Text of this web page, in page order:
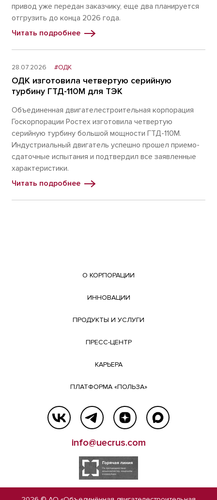
привод уже передан заказчику, еще два планируется
отгрузить до конца 2026 года.
Читать подробнее
28.07.2026 #ОДК
ОДК изготовила четвертую серийную
турбину ГТД-110М для ТЭК
Объединенная двигателестроительная корпорация
Госкорпорации Ростех изготовила четвертую
серийную турбину большой мощности ГТД-110М.
Индустриальный двигатель успешно прошел приемо-
сдаточные испытания и подтвердил все заявленные
характеристики.
Читать подробнее
О КОРПОРАЦИИ
ИННОВАЦИИ
ПРОДУКТЫ И УСЛУГИ
ПРЕСС-ЦЕНТР
КАРЬЕРА
ПЛАТФОРМА «ПОЛЬЗА»
info@uecrus.com